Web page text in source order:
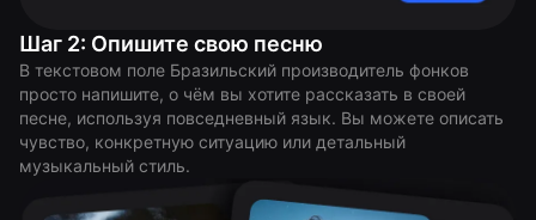
Шаг 2: Опишите свою песню
В текстовом поле Бразильский производитель фонков
просто напишите, о чём вы хотите рассказать в своей
песне, используя повседневный язык. Вы можете описать
чувство, конкретную ситуацию или детальный
музыкальный стиль.